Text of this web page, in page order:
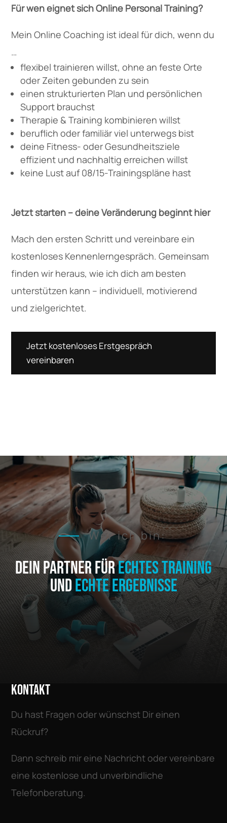
Für wen eignet sich Online Personal Training?
Mein Online Coaching ist ideal für dich, wenn du
…
flexibel trainieren willst, ohne an feste Orte
oder Zeiten gebunden zu sein
einen strukturierten Plan und persönlichen
Support brauchst
Therapie & Training kombinieren willst
beruflich oder familiär viel unterwegs bist
deine Fitness- oder Gesundheitsziele
effizient und nachhaltig erreichen willst
keine Lust auf 08/15-Trainingspläne hast
Jetzt starten – deine Veränderung beginnt hier
Mach den ersten Schritt und vereinbare ein
kostenloses Kennenlerngespräch. Gemeinsam
finden wir heraus, wie ich dich am besten
unterstützen kann – individuell, motivierend
und zielgerichtet.
Jetzt kostenloses Erstgespräch
vereinbaren
Wer ich bin:
DEIN PARTNER FÜRECHTES TRAINING
UNDECHTE ERGEBNISSE
KONTAKT
Du hast Fragen oder wünschst Dir einen
Rückruf?
Dann schreib mir eine Nachricht oder vereinbare
eine kostenlose und unverbindliche
Telefonberatung.